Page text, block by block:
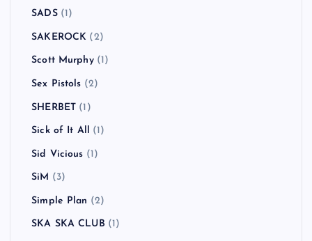
SADS(1)
SAKEROCK (2)
Scott Murphy(1)
Sex Pistols (2)
SHERBET (1)
Sick of It All (1)
Sid Vicious (1)
SiM (3)
Simple Plan (2)
SKA SKA CLUB (1)